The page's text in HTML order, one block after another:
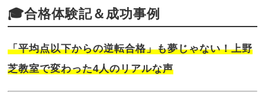
🎓合格体験記＆成功事例
「平均点以下からの逆転合格」も夢じゃない！上野
芝教室で変わった4人のリアルな声